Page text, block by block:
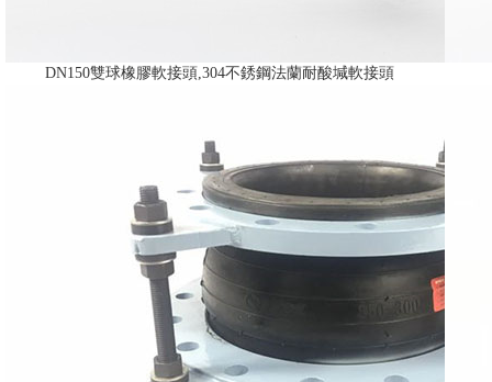
DN150雙球橡膠軟接頭,304不銹鋼法蘭耐酸堿軟接頭